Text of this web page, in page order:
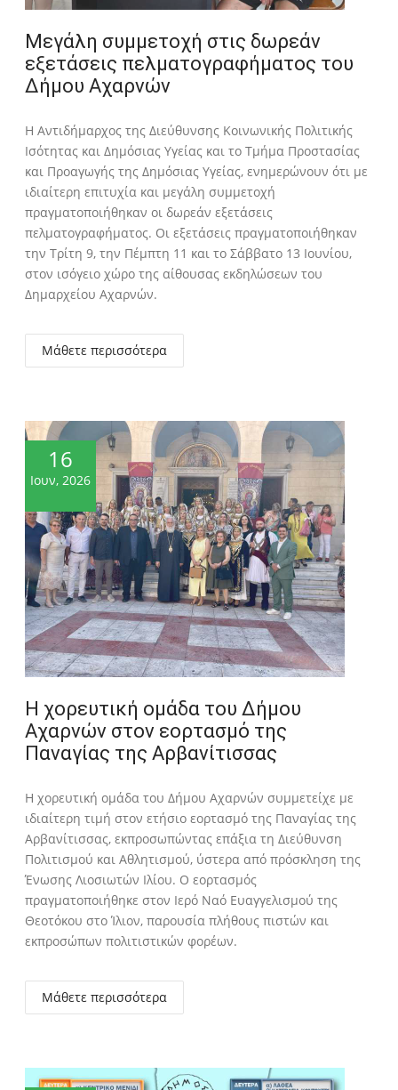
Μεγάλη συμμετοχή στις δωρεάν
εξετάσεις πελματογραφήματος του
Δήμου Αχαρνών
Η Αντιδήμαρχος της Διεύθυνσης Κοινωνικής Πολιτικής
Ισότητας και Δημόσιας Υγείας και το Τμήμα Προστασίας
και Προαγωγής της Δημόσιας Υγείας, ενημερώνουν ότι με
ιδιαίτερη επιτυχία και μεγάλη συμμετοχή
πραγματοποιήθηκαν οι δωρεάν εξετάσεις
πελματογραφήματος. Οι εξετάσεις πραγματοποιήθηκαν
την Τρίτη 9, την Πέμπτη 11 και το Σάββατο 13 Ιουνίου,
στον ισόγειο χώρο της αίθουσας εκδηλώσεων του
Δημαρχείου Αχαρνών.
Μάθετε περισσότερα
16
Ιουν, 2026
Η χορευτική ομάδα του Δήμου
Αχαρνών στον εορτασμό της
Παναγίας της Αρβανίτισσας
Η χορευτική ομάδα του Δήμου Αχαρνών συμμετείχε με
ιδιαίτερη τιμή στον ετήσιο εορτασμό της Παναγίας της
Αρβανίτισσας, εκπροσωπώντας επάξια τη Διεύθυνση
Πολιτισμού και Αθλητισμού, ύστερα από πρόσκληση της
Ένωσης Λιοσιωτών Ιλίου. Ο εορτασμός
πραγματοποιήθηκε στον Ιερό Ναό Ευαγγελισμού της
Θεοτόκου στο Ίλιον, παρουσία πλήθους πιστών και
εκπροσώπων πολιτιστικών φορέων.
Μάθετε περισσότερα